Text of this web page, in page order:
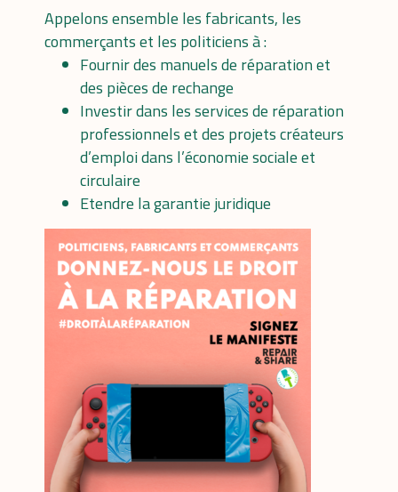
Appelons ensemble les fabricants, les
commerçants et les politiciens à :
Fournir des manuels de réparation et
des pièces de rechange
Investir dans les services de réparation
professionnels et des projets créateurs
d’emploi dans l’économie sociale et
circulaire
Etendre la garantie juridique